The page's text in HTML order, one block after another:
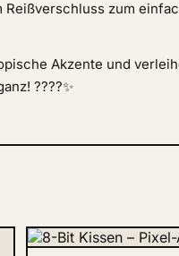
Reißverschluss zum
Akzente und
????✨